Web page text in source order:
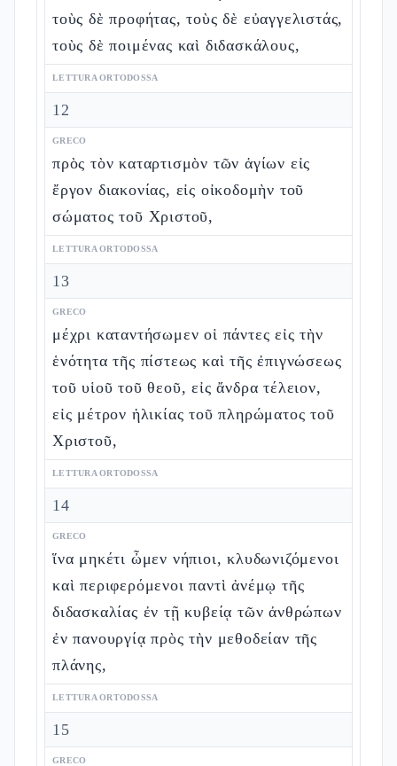
τοὺς δὲ προφήτας, τοὺς δὲ εὐαγγελιστάς,
τοὺς δὲ ποιμένας καὶ διδασκάλους,
LETTURA ORTODOSSA
12
GRECO
πρὸς τὸν καταρτισμὸν τῶν ἁγίων εἰς
ἔργον διακονίας, εἰς οἰκοδομὴν τοῦ
σώματος τοῦ Χριστοῦ,
LETTURA ORTODOSSA
13
GRECO
μέχρι καταντήσωμεν οἱ πάντες εἰς τὴν
ἑνότητα τῆς πίστεως καὶ τῆς ἐπιγνώσεως
τοῦ υἱοῦ τοῦ θεοῦ, εἰς ἄνδρα τέλειον,
εἰς μέτρον ἡλικίας τοῦ πληρώματος τοῦ
Χριστοῦ,
LETTURA ORTODOSSA
14
GRECO
ἵνα μηκέτι ὦμεν νήπιοι, κλυδωνιζόμενοι
καὶ περιφερόμενοι παντὶ ἀνέμῳ τῆς
διδασκαλίας ἐν τῇ κυβείᾳ τῶν ἀνθρώπων
ἐν πανουργίᾳ πρὸς τὴν μεθοδείαν τῆς
πλάνης,
LETTURA ORTODOSSA
15
GRECO